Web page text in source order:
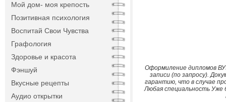
Мой дом- моя крепость
Позитивная психология
Воспитай Свои Чувства
Графология
Здоровье и красота
Фэншуй
Вкусные рецепты
Аудио открытки
Оформиление дипломов
записи (по запросу).
гарантию, что в случае
Любая специальность Уже